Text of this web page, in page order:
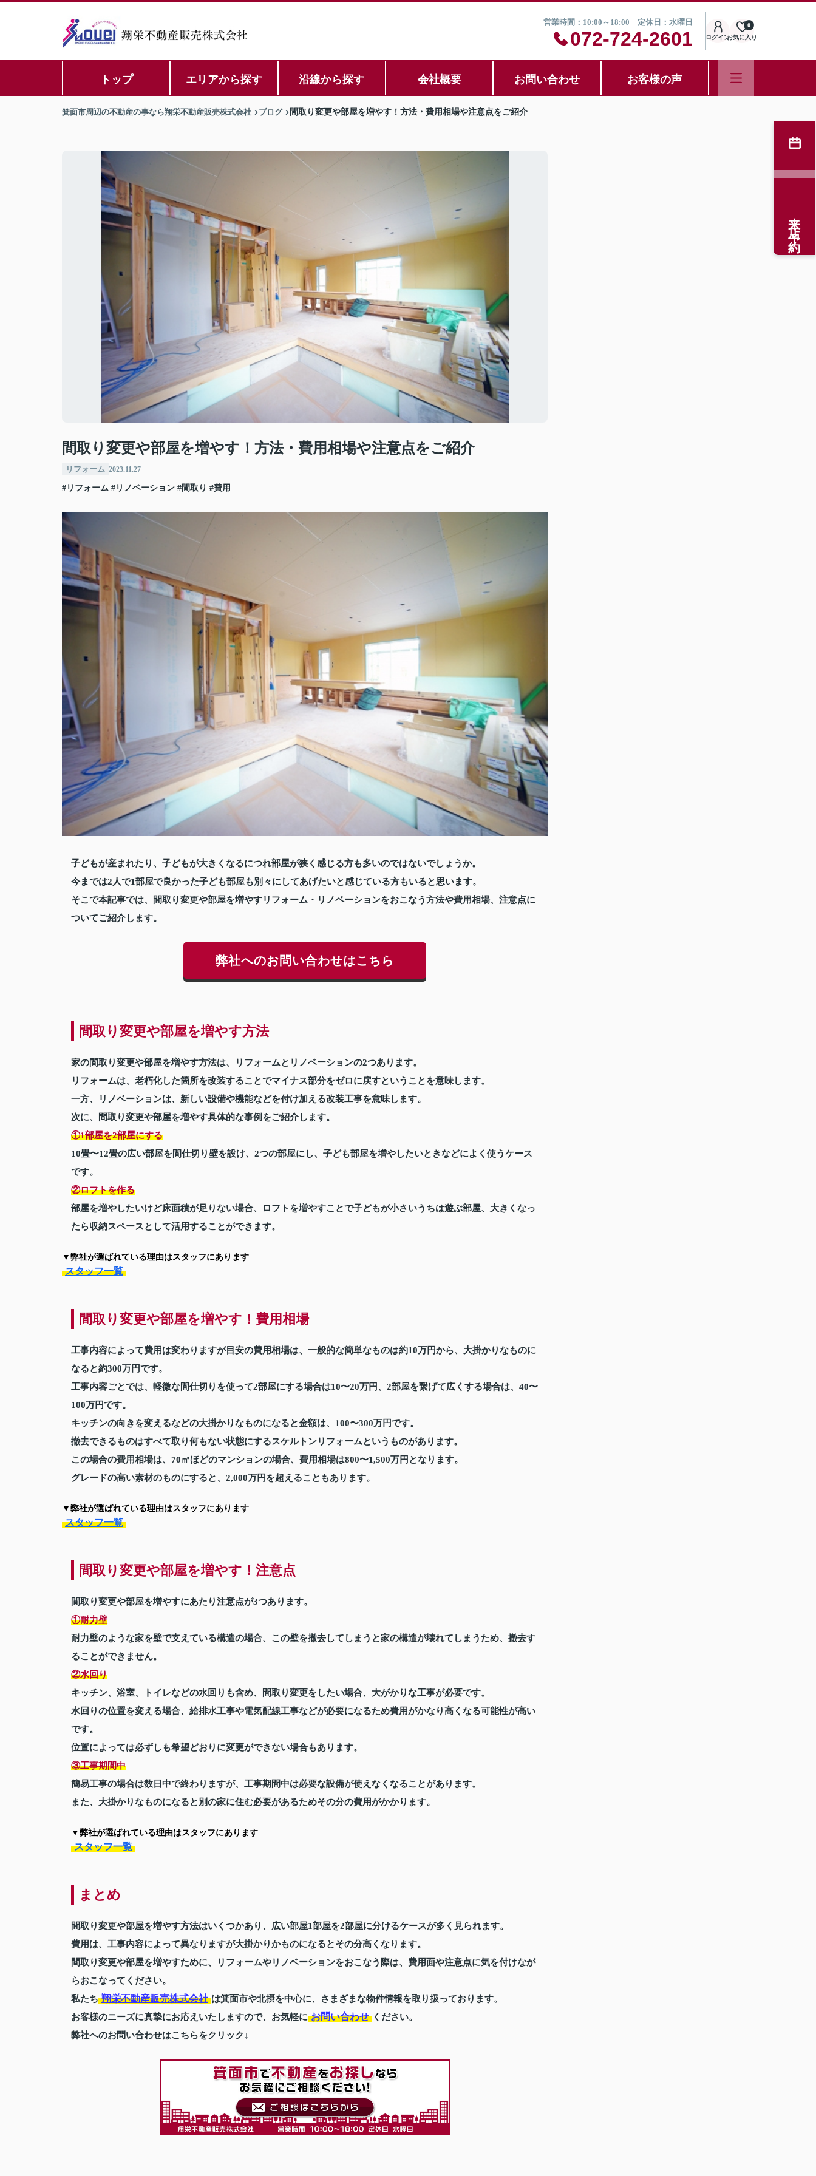
営業時間：10:00～18:00 定休日：水曜日
072-724-2601 ログインお気に入り
0
トップ エリアから探す 沿線から探す 会社概要 お問い合わせ お客様の声
箕面市周辺の不動産の事なら翔栄不動産販売株式会社 ブログ 間取り変更や部屋を増やす！方法・費用相場や注意点をご紹介
間取り変更や部屋を増やす！方法・費用相場や注意点をご紹介
リフォーム 2023.11.27
#リフォーム #リノベーション #間取り #費用
子どもが産まれたり、子どもが大きくなるにつれ部屋が狭く感じる方も多いのではないでしょうか。
今までは2人で1部屋で良かった子ども部屋も別々にしてあげたいと感じている方もいると思います。
そこで本記事では、間取り変更や部屋を増やすリフォーム・リノベーションをおこなう方法や費用相場、注意点に
ついてご紹介します。
弊社へのお問い合わせはこちら
間取り変更や部屋を増やす方法
家の間取り変更や部屋を増やす方法は、リフォームとリノベーションの2つあります。
リフォームは、老朽化した箇所を改装することでマイナス部分をゼロに戻すということを意味します。
一方、リノベーションは、新しい設備や機能などを付け加える改装工事を意味します。
次に、間取り変更や部屋を増やす具体的な事例をご紹介します。
①1部屋を2部屋にする
10畳〜12畳の広い部屋を間仕切り壁を設け、2つの部屋にし、子ども部屋を増やしたいときなどによく使うケース
です。
②ロフトを作る
部屋を増やしたいけど床面積が足りない場合、ロフトを増やすことで子どもが小さいうちは遊ぶ部屋、大きくなっ
たら収納スペースとして活用することができます。
▼弊社が選ばれている理由はスタッフにあります
スタッフ一覧
間取り変更や部屋を増やす！費用相場
工事内容によって費用は変わりますが目安の費用相場は、一般的な簡単なものは約10万円から、大掛かりなものに
なると約300万円です。
工事内容ごとでは、軽微な間仕切りを使って2部屋にする場合は10〜20万円、2部屋を繋げて広くする場合は、40〜
100万円です。
キッチンの向きを変えるなどの大掛かりなものになると金額は、100〜300万円です。
撤去できるものはすべて取り何もない状態にするスケルトンリフォームというものがあります。
この場合の費用相場は、70㎡ほどのマンションの場合、費用相場は800〜1,500万円となります。
グレードの高い素材のものにすると、2,000万円を超えることもあります。
▼弊社が選ばれている理由はスタッフにあります
スタッフ一覧
間取り変更や部屋を増やす！注意点
間取り変更や部屋を増やすにあたり注意点が3つあります。
①耐力壁
耐力壁のような家を壁で支えている構造の場合、この壁を撤去してしまうと家の構造が壊れてしまうため、撤去す
ることができません。
②水回り
キッチン、浴室、トイレなどの水回りも含め、間取り変更をしたい場合、大がかりな工事が必要です。
水回りの位置を変える場合、給排水工事や電気配線工事などが必要になるため費用がかなり高くなる可能性が高い
です。
位置によっては必ずしも希望どおりに変更ができない場合もあります。
③工事期間中
簡易工事の場合は数日中で終わりますが、工事期間中は必要な設備が使えなくなることがあります。
また、大掛かりなものになると別の家に住む必要があるためその分の費用がかかります。
▼弊社が選ばれている理由はスタッフにあります
スタッフ一覧
まとめ
間取り変更や部屋を増やす方法はいくつかあり、広い部屋1部屋を2部屋に分けるケースが多く見られます。
費用は、工事内容によって異なりますが大掛かりかものになるとその分高くなります。
間取り変更や部屋を増やすために、リフォームやリノベーションをおこなう際は、費用面や注意点に気を付けなが
らおこなってください。
私たち 翔栄不動産販売株式会社 は箕面市や北摂を中心に、さまざまな物件情報を取り扱っております。
お客様のニーズに真摯にお応えいたしますので、お気軽に お問い合わせ ください。
弊社へのお問い合わせはこちらをクリック↓
来店予約